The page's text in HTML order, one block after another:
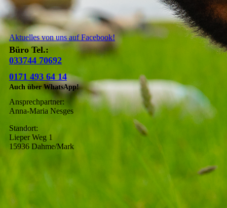
Aktuelles von uns auf Facebook!
Büro Tel.:
033744 70692
0171 493 64 14
Auch über WhatsApp!
Ansprechpartner:
Anna-Maria Nesges
Standort:
Lieper Weg 1
15936 Dahme/Mark